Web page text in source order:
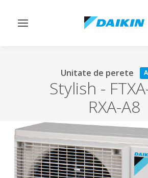
Comutare
Unitate de perete
Stylish -
RXA-A8